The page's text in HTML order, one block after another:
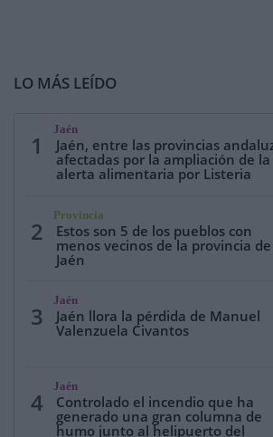
LO MÁS LEÍDO
1
Jaén
Jaén, entre las provincias
afectadas por la ampliación de la
alerta alimentaria por Listeria
2
Provincia
Estos son 5 de los pueblos con
menos vecinos de la provincia de
Jaén
3
Jaén
Jaén llora la pérdida de Manuel
Valenzuela Civantos
4
Jaén
Controlado el incendio que ha
generado una gran columna de
humo junto al helipuerto del